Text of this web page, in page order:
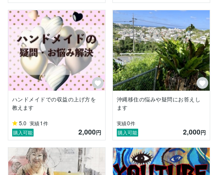
ハンドメイドでの収益の上げ方を
教えます
5.0 実績1 件
購入可能
2,000円
沖縄移住の悩みや疑問にお答えし
ます
実績0件
購入可能
2,000円